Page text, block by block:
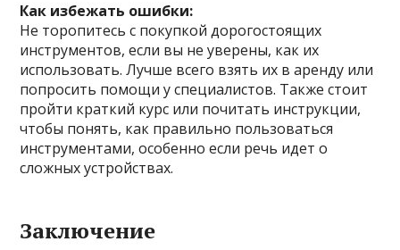
Как избежать ошибки:
Не торопитесь с покупкой дорогостоящих
инструментов, если вы не уверены, как их
использовать. Лучше всего взять их в аренду или
попросить помощи у специалистов. Также стоит
пройти краткий курс или почитать инструкции,
чтобы понять, как правильно пользоваться
инструментами, особенно если речь идет о
сложных устройствах.
Заключение